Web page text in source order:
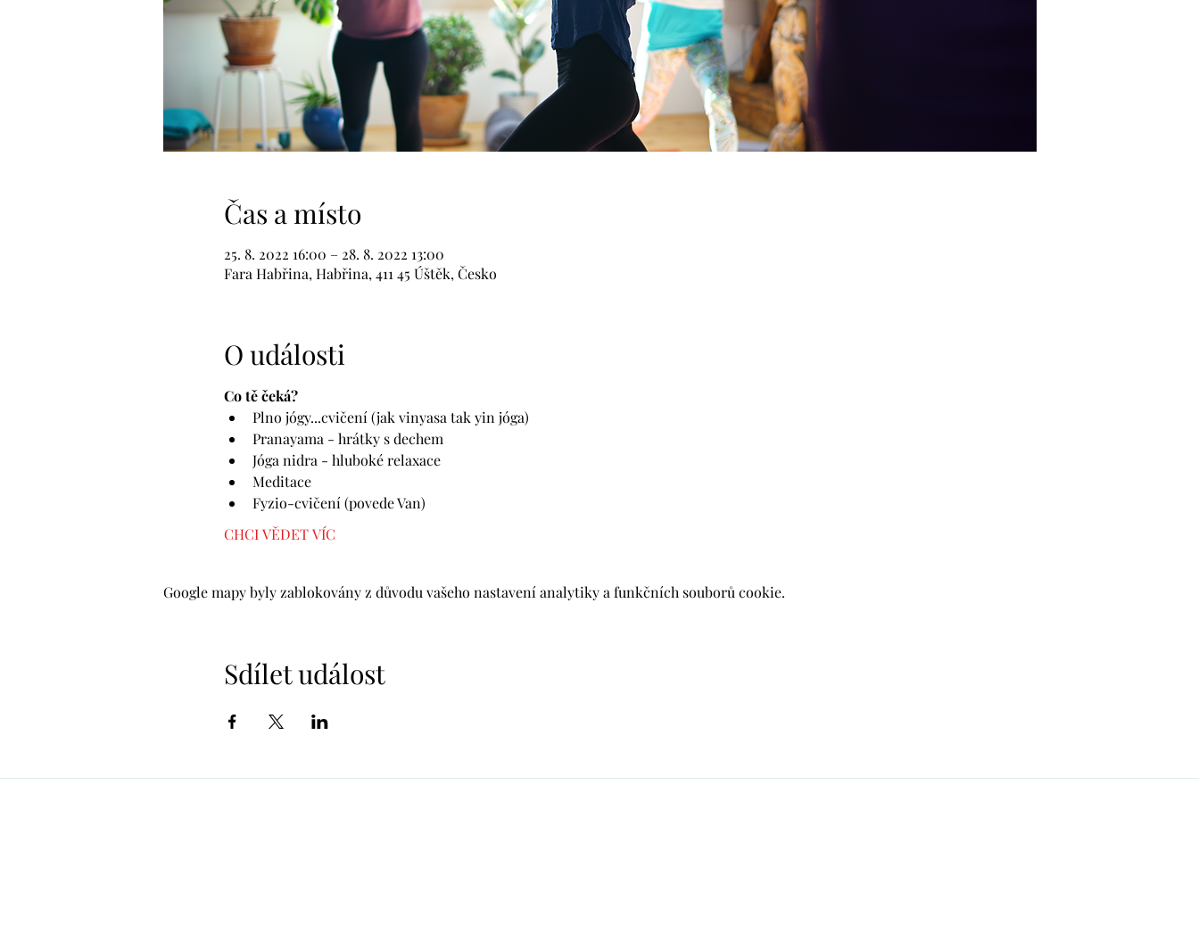
Čas a místo
25. 8. 2022 16:00 – 28. 8. 2022 13:00
Fara Habřina, Habřina, 411 45 Úštěk, Česko
O události
Co tě čeká?
Plno jógy...cvičení (jak vinyasa tak yin jóga)
Pranayama - hrátky s dechem
Jóga nidra - hluboké relaxace
Meditace
Fyzio-cvičení (povede Van)
CHCI VĚDET VÍC
Google mapy byly zablokovány z důvodu vašeho nastavení analytiky a funkčních souborů cookie.
Sdílet událost